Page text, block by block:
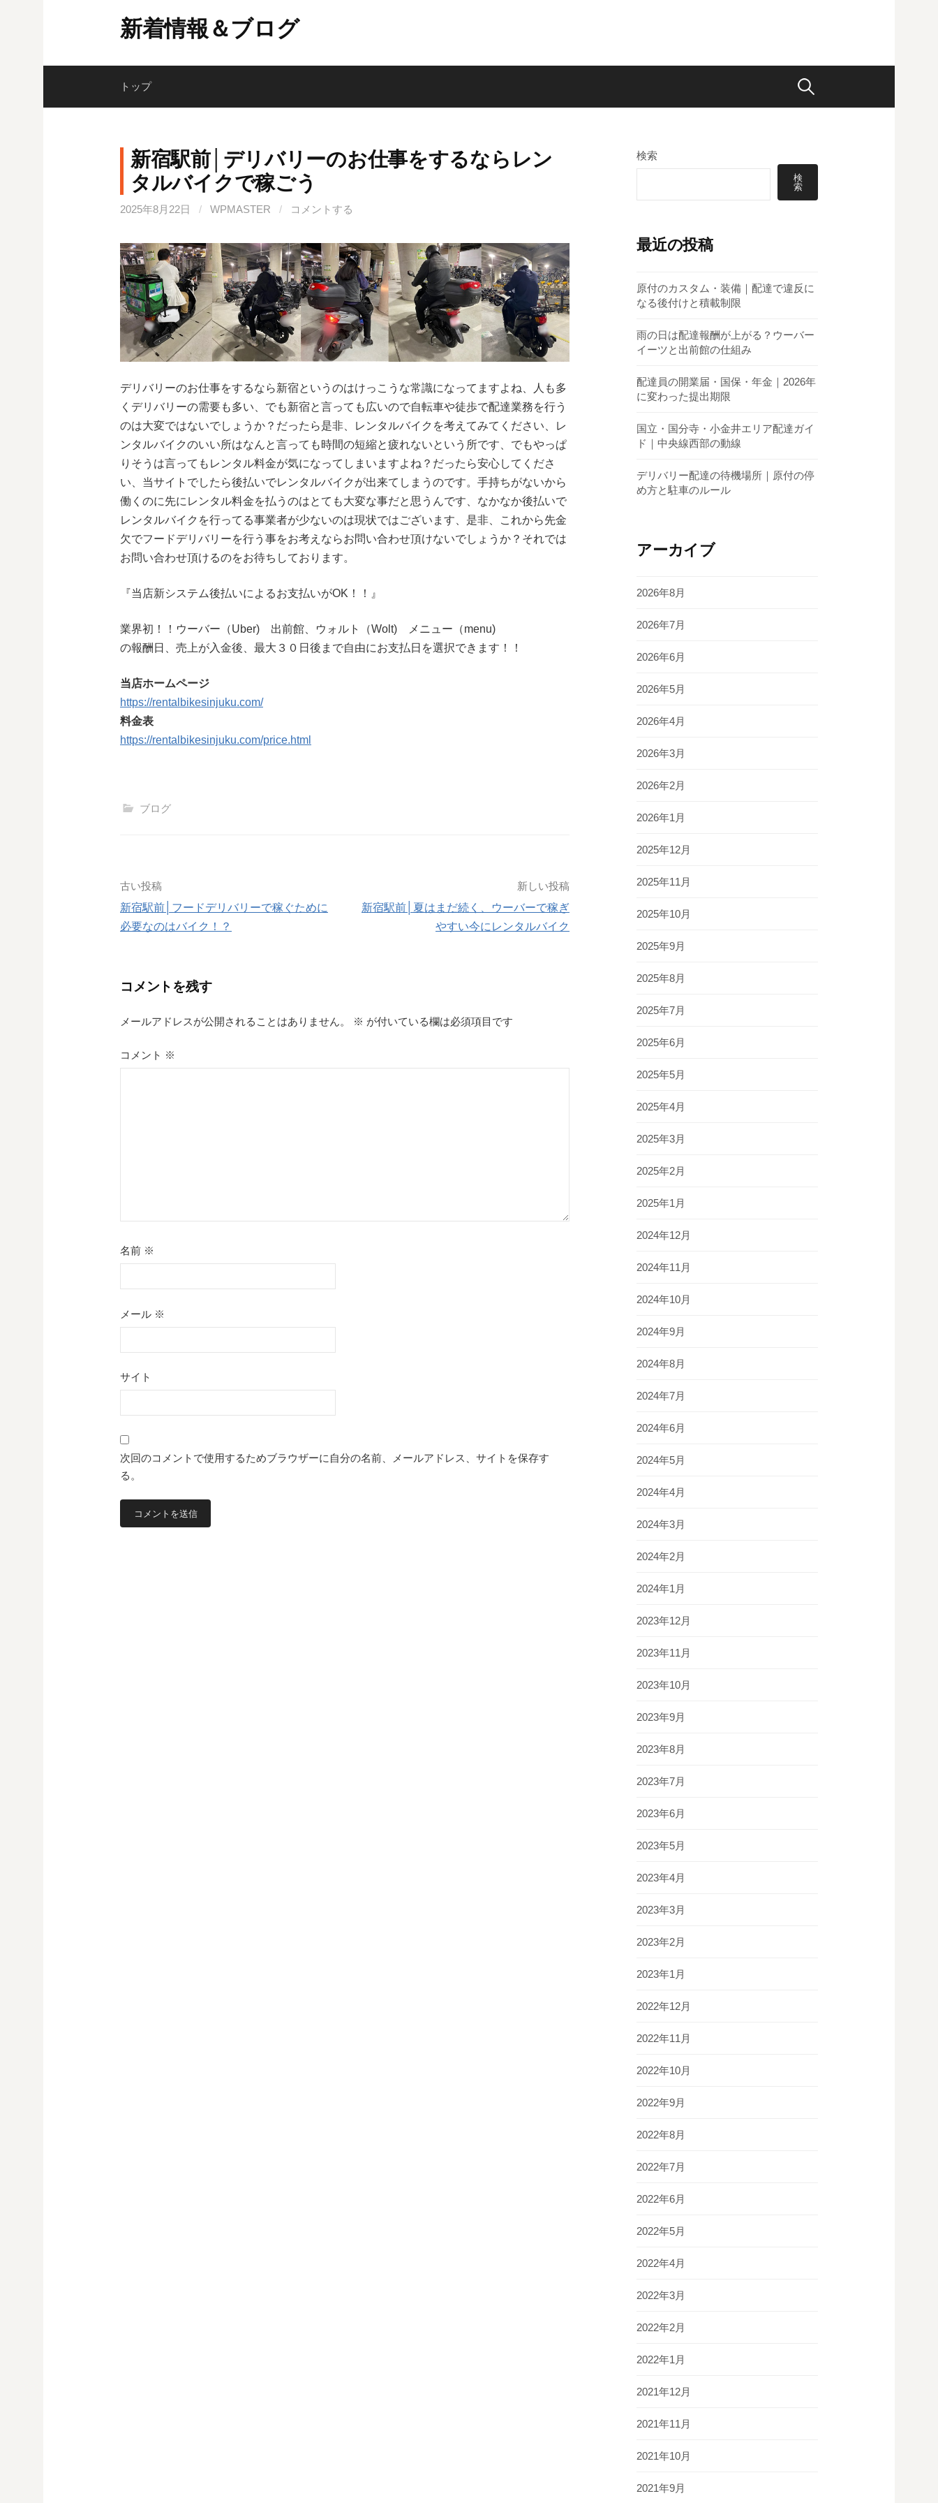
ン
新着情報＆ブログ
トップ 検
新宿駅前│デリバリーのお仕事をするならレン
タルバイクで稼ごう
2025年8月22日 / WPMASTER / コメントする
デリバリーのお仕事をするなら新宿というのはけっこうな常識になってますよね、人も多
くデリバリーの需要も多い、でも新宿と言っても広いので自転車や徒歩で配達業務を行う
のは大変ではないでしょうか？だったら是非、レンタルバイクを考えてみてください、レ
ンタルバイクのいい所はなんと言っても時間の短縮と疲れないという所です、でもやっぱ
りそうは言ってもレンタル料金が気になってしまいますよね？だったら安心してくださ
い、当サイトでしたら後払いでレンタルバイクが出来てしまうのです。手持ちがないから
働くのに先にレンタル料金を払うのはとても大変な事だと思うんです、なかなか後払いで
レンタルバイクを行ってる事業者が少ないのは現状ではございます、是非、これから先金
欠でフードデリバリーを行う事をお考えならお問い合わせ頂けないでしょうか？それでは
お問い合わせ頂けるのをお待ちしております。
『当店新システム後払いによるお支払いがOK！！』
業界初！！ウーバー（Uber) 出前館、ウォルト（Wolt) メニュー（menu)
の報酬日、売上が入金後、最大３０日後まで自由にお支払日を選択できます！！
当店ホームページ
https://rentalbikesinjuku.com/
料金表
https://rentalbikesinjuku.com/price.html
ブログ
投
稿
ー
シ
古い投稿
新宿駅前│フードデリバリーで稼ぐために
必要なのはバイク！？
新しい投稿
新宿駅前│夏はまだ続く、ウーバーで稼ぎ
やすい今にレンタルバイク
コメントを残す
メールアドレスが公開されることはありません。 ※ が付いている欄は必須項目です
コメント ※
名前 ※
メール ※
サイト
次回のコメントで使用するためブラウザーに自分の名前、メールアドレス、サイトを保存す
る。
検索
検
索
最近の投稿
原付のカスタム・装備｜配達で違反に
なる後付けと積載制限
雨の日は配達報酬が上がる？ウーバー
イーツと出前館の仕組み
配達員の開業届・国保・年金｜2026年
に変わった提出期限
国立・国分寺・小金井エリア配達ガイ
ド｜中央線西部の動線
デリバリー配達の待機場所｜原付の停
め方と駐車のルール
アーカイブ
2026年8月
2026年7月
2026年6月
2026年5月
2026年4月
2026年3月
2026年2月
2026年1月
2025年12月
2025年11月
2025年10月
2025年9月
2025年8月
2025年7月
2025年6月
2025年5月
2025年4月
2025年3月
2025年2月
2025年1月
2024年12月
2024年11月
2024年10月
2024年9月
2024年8月
2024年7月
2024年6月
2024年5月
2024年4月
2024年3月
2024年2月
2024年1月
2023年12月
2023年11月
2023年10月
2023年9月
2023年8月
2023年7月
2023年6月
2023年5月
2023年4月
2023年3月
2023年2月
2023年1月
2022年12月
2022年11月
2022年10月
2022年9月
2022年8月
2022年7月
2022年6月
2022年5月
2022年4月
2022年3月
2022年2月
2022年1月
2021年12月
2021年11月
2021年10月
2021年9月